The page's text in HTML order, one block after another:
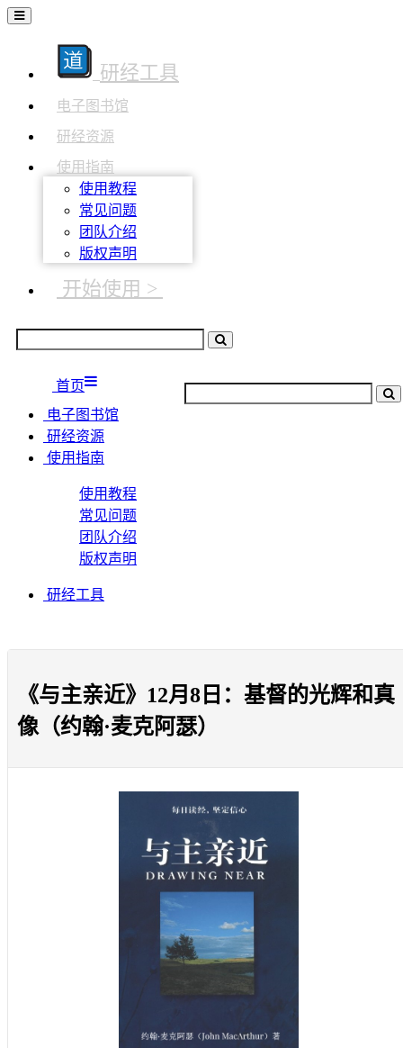
研经工具
电子图书馆
研经资源
使用指南
使用教程
常见问题
团队介绍
版权声明
开始使用 >
首页
电子图书馆
研经资源
使用指南
使用教程
常见问题
团队介绍
版权声明
研经工具
《与主亲近》12月8日：基督的光辉和真
像（约翰·麦克阿瑟）